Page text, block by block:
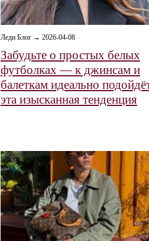
Леди Блог → 2026-04-08
Забудьте о простых белых
футболках — к джинсам и
балеткам идеально
эта изысканная тенденция